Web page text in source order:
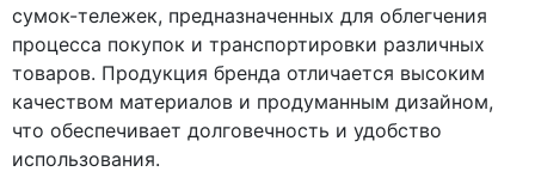
сумок-тележек, предназначенных для облегчения
процесса покупок и транспортировки различных
товаров. Продукция бренда отличается высоким
качеством материалов и продуманным дизайном,
что обеспечивает долговечность и удобство
использования.